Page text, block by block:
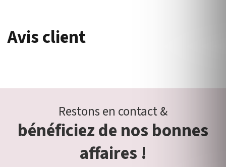
Avis client
Restons en contact &
bénéficiez de nos bonnes
affaires !